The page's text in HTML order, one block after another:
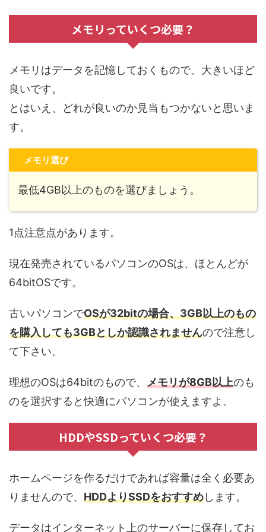
メモリっていくつ必要？
メモリはデータを記憶しておくもので、大きいほど
良いです。
とはいえ、どれが良いのか見当もつかないと思いま
す。
メモリ選び
最低4GB以上のものを選びましょう。
1点注意点があります。
現在発売されているパソコンのOSは、ほとんどが
64bitOSです。
古いパソコンでOSが32bitの場合、3GB以上のもの
を購入しても3GBとしか認識されませんので注意し
て下さい。
理想のOSは64bitのもので、 メモリが8GB以上のも
のを選択すると快適にパソコンが使えますよ。
HDDやSSDっていくつ必要？
ホームページを作るだけであれば容量は全く必要あ
りませんので、 HDDよりSSDをおすすめします。
データはインターネット上のサーバーに保存してお